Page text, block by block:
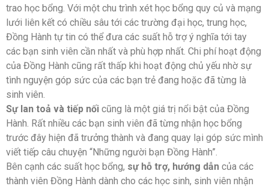
trao học bổng. Với một chu trình xét học bổng quy củ và mạng
lưới liên kết có chiều sâu tới các trường đại học, trung học,
Đồng Hành tự tin có thể đưa các suất hỗ trợ ý nghĩa tới tay
các bạn sinh viên cần nhất và phù hợp nhất. Chi phí hoạt động
của Đồng Hành cũng rất thấp khi hoạt động chủ yếu nhờ sự
tình nguyện góp sức của các bạn trẻ đang hoặc đã từng là
sinh viên.
Sự lan toả và tiếp nối cũng là một giá trị nổi bật của Đồng
Hành. Rất nhiều các bạn sinh viên đã từng nhận học bổng
trước đây hiện đã trưởng thành và đang quay lại góp sức mình
viết tiếp câu chuyện “Những người bạn Đồng Hành”.
Bên cạnh các suất học bổng, sự hỗ trợ, hướng dẫn của các
thành viên Đồng Hành dành cho các học sinh, sinh viên nhận